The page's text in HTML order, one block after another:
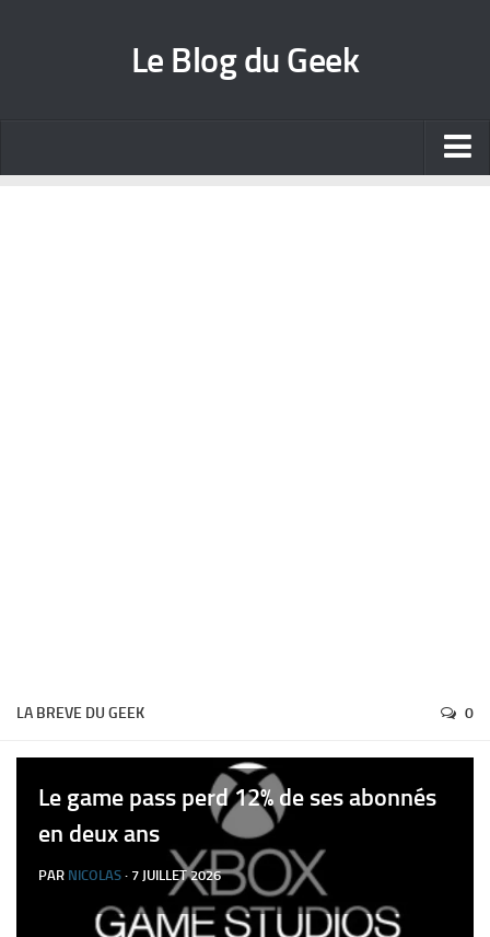
Le Blog du Geek
LA BREVE DU GEEK 0
Le game pass perd 12% de ses abonnés
en deux ans
PAR NICOLAS · 7 JUILLET 2026